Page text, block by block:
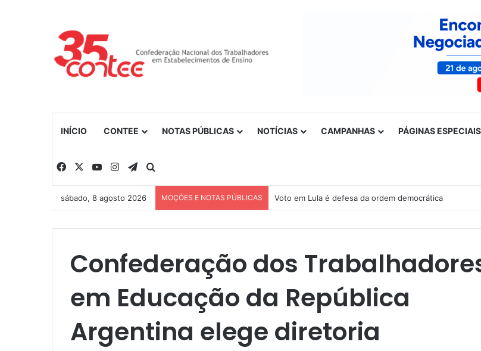
INÍCIO CONTEE NOTAS PÚBLICAS NOTÍCIAS CAMPANHAS PÁGINAS ESPECIAIS
Facebook YouTubeInstagramTelegram
sábado, 8 agosto 2026 MOÇÕES E NOTAS PÚBLICAS Nota de solidariedade ao povo venezuelano
Confederação dos
em Educação da República
Argentina elege diretoria